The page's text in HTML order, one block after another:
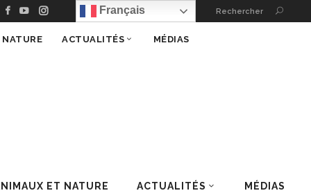
Français Rechercher
ET NATURE ACTUALITÉS MÉDIAS
ACTUALITÉS MÉDIAS